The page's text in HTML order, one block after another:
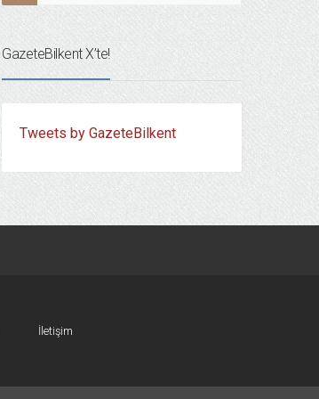
GazeteBilkent X’te!
Tweets by GazeteBilkent
İletişim